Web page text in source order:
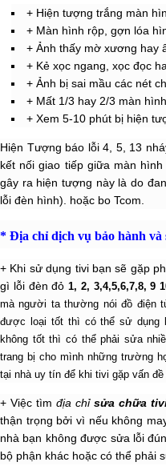
+ Hiện tượng trắng màn
+ Màn hình rộp, gợn lóa
+ Ảnh thấy mờ xương hay
+ Kẻ xọc ngang, xọc đọc
+ Ảnh bị sai mầu các nét
+ Mất 1/3 hay 2/3 màn
+ Xem 5-10 phút bị hiện
Hiện Tượng báo lỗi 4, 5, 13
kết nối giao tiếp giữa màn
gây ra hiện tượng này là do
lỗi đèn hình). hoặc bo Tcom.
* Địa chỉ dịch vụ bảo hành và
+ Khi sử dụng tivi bạn sẽ gặp
gì lỗi đèn đỏ1, 2, 3,4,5,6,7,8, 9
mà người ta thường nói đồ điện
được loại tốt thì có thể sử dụng
không tốt thì có thể phải sửa
trang bị cho mình những trường
tại nhà uy tín để khi tivi gặp vấn
+ Việc tìm địa chỉ sửa chữa
thận trọng bởi vì nếu không
nhà bạn không được sửa lỗi
bộ phận khác hoặc có thể phải